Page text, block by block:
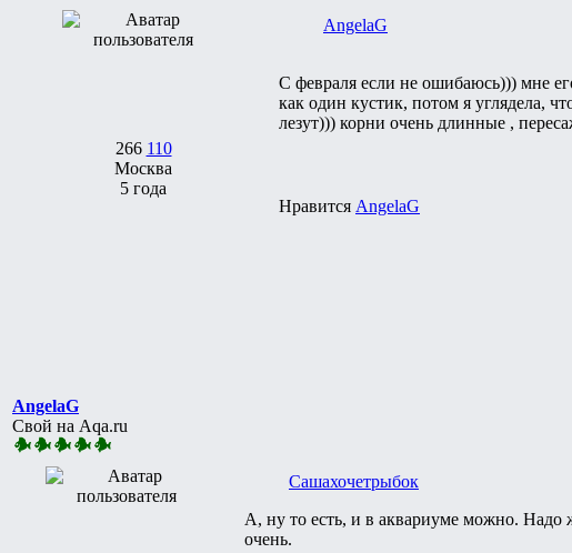
266 110
Москва
5 года
AngelaG
С февраля если не ошибаюсь))) мне
как один кустик, потом я углядела,
лезут))) корни очень длинные ,
Нравится AngelaG
AngelaG
Свой на Aqa.ru
Сашахочетрыбок
А, ну то есть, и в аквариуме можно. Надо
очень.